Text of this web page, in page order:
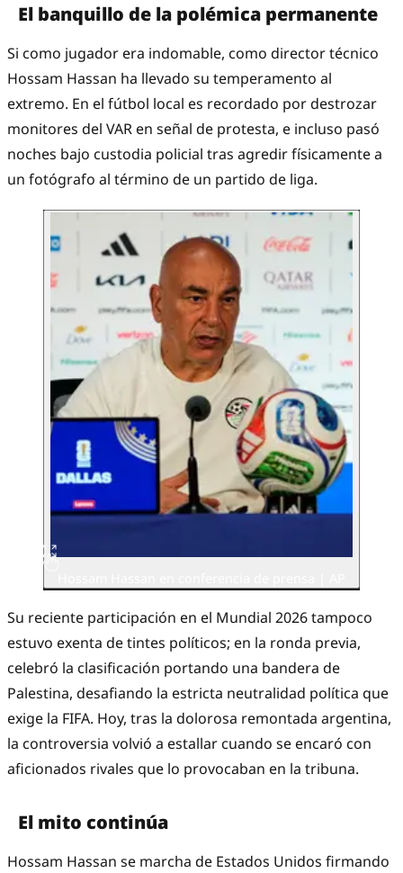
El banquillo de la polémica permanente
Si como jugador era indomable, como director técnico
Hossam Hassan ha llevado su temperamento al
extremo. En el fútbol local es recordado por destrozar
monitores del VAR en señal de protesta, e incluso pasó
noches bajo custodia policial tras agredir físicamente a
un fotógrafo al término de un partido de liga.
Su reciente participación en el Mundial 2026 tampoco
estuvo exenta de tintes políticos; en la ronda previa,
celebró la clasificación portando una bandera de
Palestina, desafiando la estricta neutralidad política que
exige la FIFA. Hoy, tras la dolorosa remontada argentina,
la controversia volvió a estallar cuando se encaró con
aficionados rivales que lo provocaban en la tribuna.
El mito continúa
Hossam Hassan se marcha de Estados Unidos firmando